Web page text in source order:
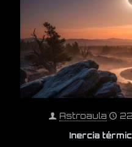
Astroaula
Inercia